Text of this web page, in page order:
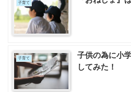
子育て
子育て
子供の為に小
してみた！